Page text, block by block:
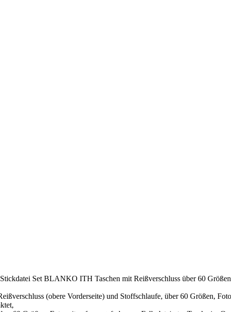
Stickdatei Set BLANKO ITH Taschen mit Reißverschluss über 60 Größen